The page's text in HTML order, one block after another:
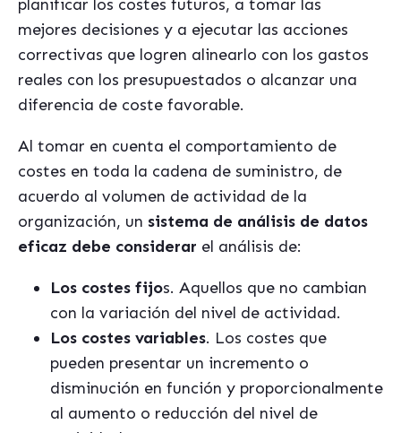
planificar los costes futuros, a tomar las
mejores decisiones y a ejecutar las acciones
correctivas que logren alinearlo con los gastos
reales con los presupuestados o alcanzar una
diferencia de coste favorable.
Al tomar en cuenta el comportamiento de
costes en toda la cadena de suministro, de
acuerdo al volumen de actividad de la
organización, un sistema de análisis de datos
eficaz debe considerar el análisis de:
Los costes fijos. Aquellos que no cambian
con la variación del nivel de actividad.
Los costes variables. Los costes que
pueden presentar un incremento o
disminución en función y proporcionalmente
al aumento o reducción del nivel de